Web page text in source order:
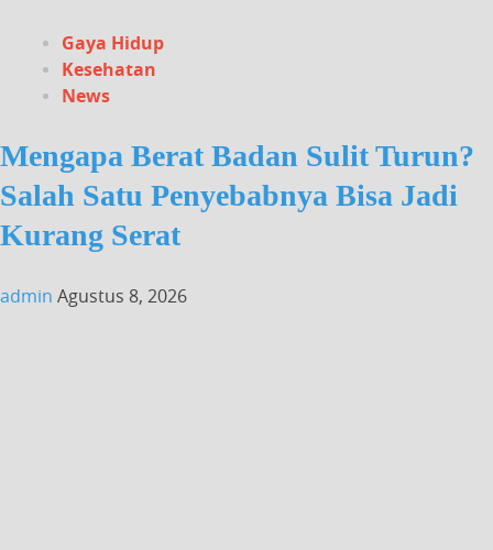
Gaya Hidup
Kesehatan
News
Mengapa Berat Badan Sulit Turun?
Salah Satu Penyebabnya Bisa Jadi
Kurang Serat
admin Agustus 8, 2026